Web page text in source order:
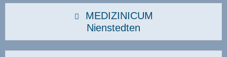
MEDIZINICUM
Nienstedten